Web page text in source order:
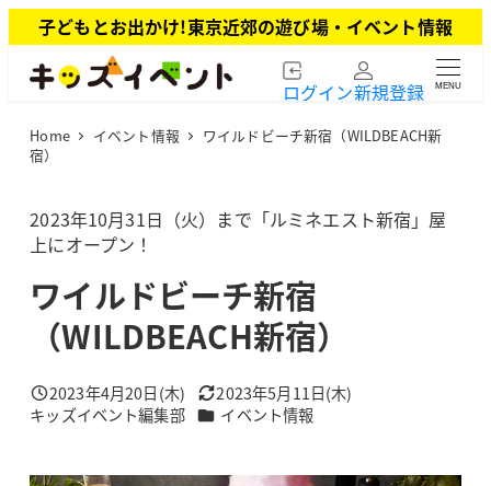
イ
子どもとお出かけ!東京近郊の遊び場・イベント情報
ログイン新規登録 MENU
Home イベント情報
ワイルドビーチ新宿（WILDBEACH新
宿）
2023年10月31日（火）まで「ルミネエスト新宿」屋
上にオープン！
ワイルドビーチ新宿
（WILDBEACH新宿）
投稿日
2023年4月20日(木) 更新日
2023年5月11日(木)
著
キッズイベント編集部 カテゴリー
イベント情報